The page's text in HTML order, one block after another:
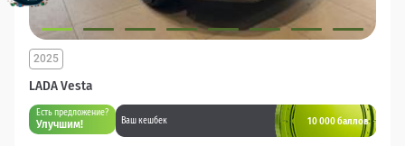
LADA Vesta
2025
Есть предложение?
Улучшим! Ваш кешбек 10 000 баллов